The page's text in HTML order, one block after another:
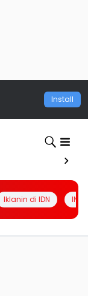
Install
Iklanin di IDN